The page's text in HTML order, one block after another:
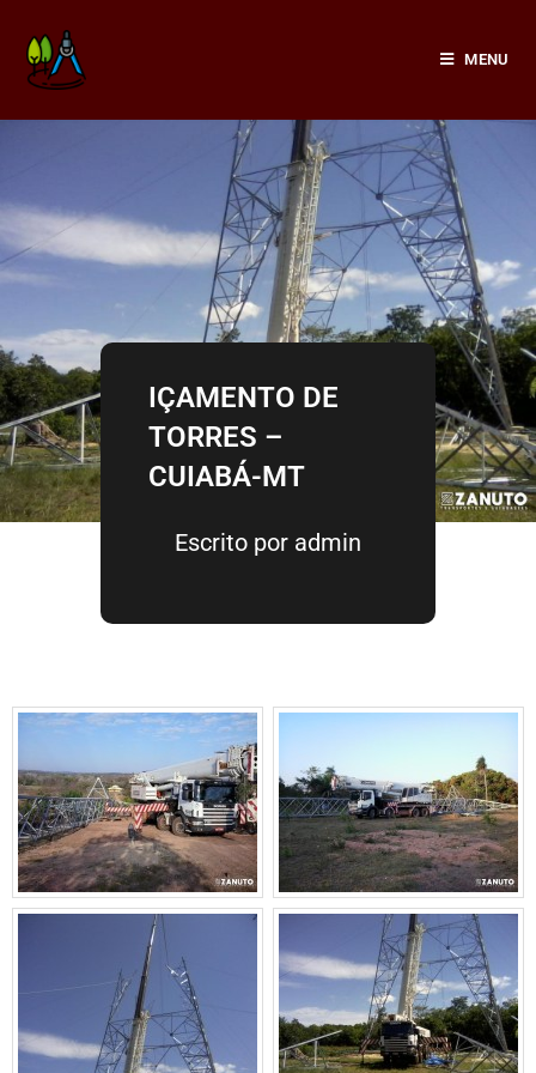
para
MENU
IÇAMENTO DE
TORRES –
CUIABÁ-MT
Escrito por admin